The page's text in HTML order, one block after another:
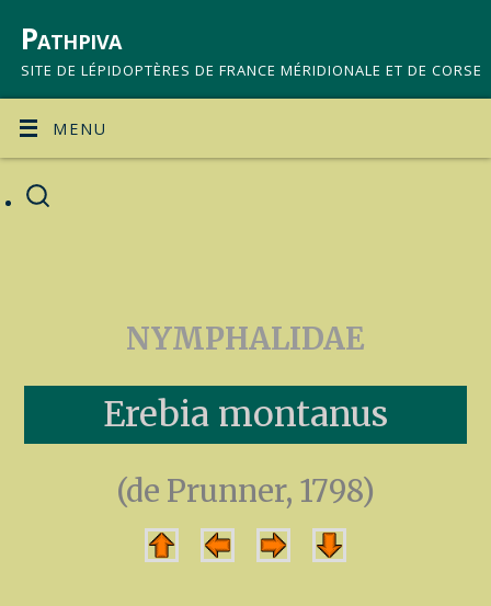
Pathpiva
SITE DE LÉPIDOPTÈRES DE FRANCE MÉRIDIONALE ET DE CORSE
MENU
NYMPHALIDAE
Erebia montanus
(de Prunner, 1798)